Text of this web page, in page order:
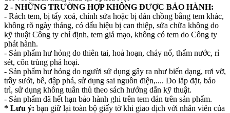
2 - NHỮNG TRƯỜNG HỢP KHÔNG ĐƯỢC BẢO HÀNH:
- Rách tem, bị tẩy xoá, chỉnh sửa hoặc bị dán chồng bằng tem khác,
không rõ ngày tháng, có dấu hiệu bị can thiệp, sửa chữa không do
kỹ thuật Công ty chỉ định, tem giả mạo, không có tem do Công ty
phát hành.
- Sản phẩm hư hỏng do thiên tai, hoả hoạn, cháy nổ, thấm nước, rỉ
sét, côn trùng phá hoại.
- Sản phẩm hư hỏng do người sử dụng gây ra như biến dạng, rơi vỡ,
trầy sướt, bể, đập phá, sử dụng sai nguồn điện,.... Do lắp đặt, bảo
trì, sử dụng không tuân thủ theo sách hướng dẫn kỹ thuật.
- Sản phẩm đã hết hạn bảo hành ghi trên tem dán trên sản phẩm.
* Lưu ý: bạn giữ lại toàn bộ giấy tờ khi giao dịch với nhân viên của